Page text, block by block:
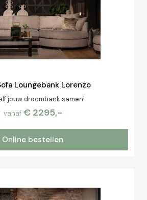
Loungebank Lorenzo
jouw droombank samen!
vanaf € 2295,-
Online bestellen